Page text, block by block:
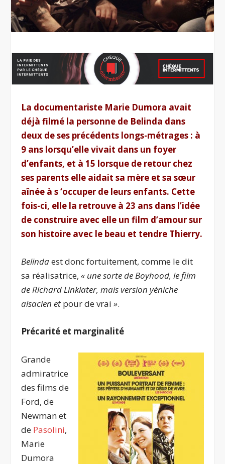
La documentariste Marie Dumora avait
déjà filmé la personne de Belinda dans
deux de ses précédents longs-métrages : à
9 ans lorsqu’elle vivait dans un foyer
d’enfants, et à 15 lorsque de retour chez
ses parents elle aidait sa mère et sa sœur
aînée à s ‘occuper de leurs enfants. Cette
fois-ci, elle la retrouve à 23 ans dans l’idée
de construire avec elle un film d’amour sur
son histoire avec le beau et tendre Thierry.
Belindaest donc fortuitement, comme le dit
sa réalisatrice,« une sorte de Boyhood, le film
de Richard Linklater, mais version yéniche
alsacien et pour de vrai ».
Précarité et marginalité
Grande
admiratrice
des films de
Ford, de
Newman et
de Pasolini,
Marie
Dumora